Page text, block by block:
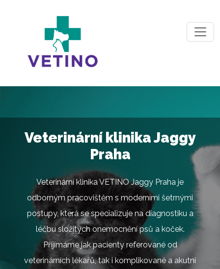
Veterinární klinika Jaggy
Praha
Veterinární klinika VETINO Jaggy Praha je
odborným pracovištěm s moderními šetrnými
postupy, která se specializuje na diagnostiku a
léčbu složitých onemocnění psů a koček.
Přijímáme jak pacienty referované od
veterinárních lékařů, tak i komplikované a akutní